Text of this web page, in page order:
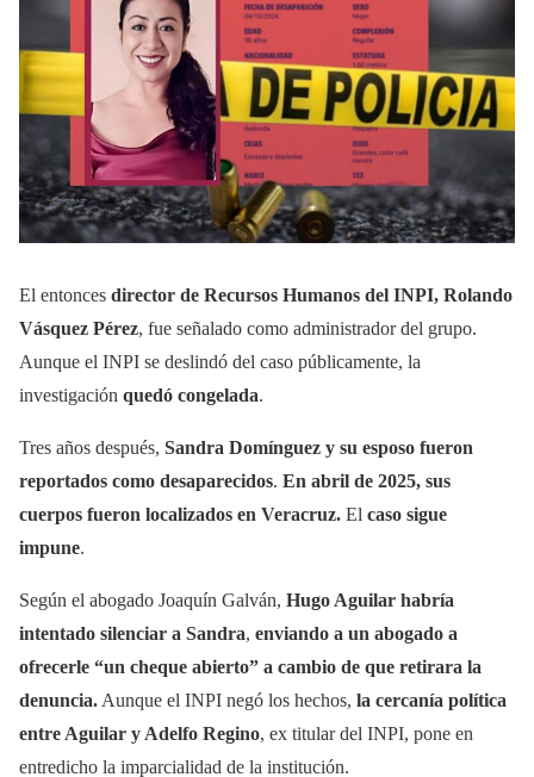
El entonces director de Recursos Humanos del INPI, Rolando
Vásquez Pérez, fue señalado como administrador del grupo.
Aunque el INPI se deslindó del caso públicamente, la
investigación quedó congelada.
Tres años después, Sandra Domínguez y su esposo fueron
reportados como desaparecidos. En abril de 2025, sus
cuerpos fueron localizados en Veracruz. El caso sigue
impune.
Según el abogado Joaquín Galván, Hugo Aguilar habría
intentado silenciar a Sandra, enviando a un abogado a
ofrecerle “un cheque abierto” a cambio de que retirara la
denuncia. Aunque el INPI negó los hechos, la cercanía política
entre Aguilar y Adelfo Regino, ex titular del INPI, pone en
entredicho la imparcialidad de la institución.